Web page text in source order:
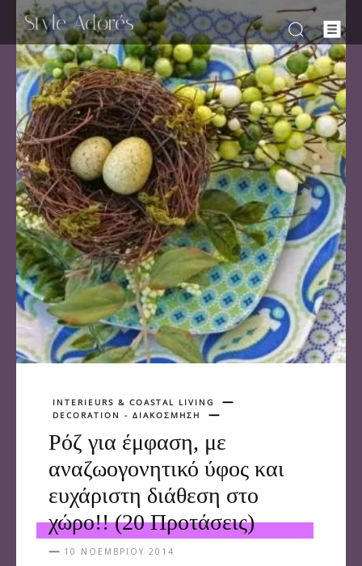
-Style Adorés
INTERIEURS & COASTAL LIVING
DECORATION - ΔΙΑΚΟΣΜΗΣΗ
Ρόζ για έμφαση, με
αναζωογονητικό ύφος και
ευχάριστη διάθεση στο
χώρο!! (20 Προτάσεις)
10 ΝΟΕΜΒΡΊΟΥ 2014